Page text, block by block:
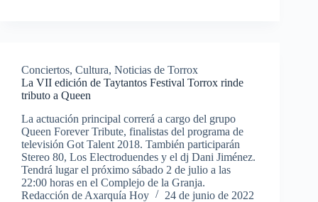
Conciertos, Cultura, Noticias de Torrox
La VII edición de Taytantos Festival Torrox rinde
tributo a Queen
La actuación principal correrá a cargo del grupo
Queen Forever Tribute, finalistas del programa de
televisión Got Talent 2018. También participarán
Stereo 80, Los Electroduendes y el dj Dani Jiménez.
Tendrá lugar el próximo sábado 2 de julio a las
22:00 horas en el Complejo de la Granja.
Redacción de Axarquía Hoy
24 de junio de 2022